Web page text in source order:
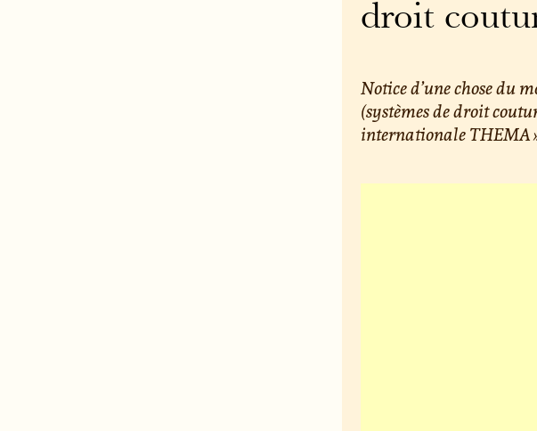
droit
Notice d’une chose du
(systèmes de droit
internationale THEMA